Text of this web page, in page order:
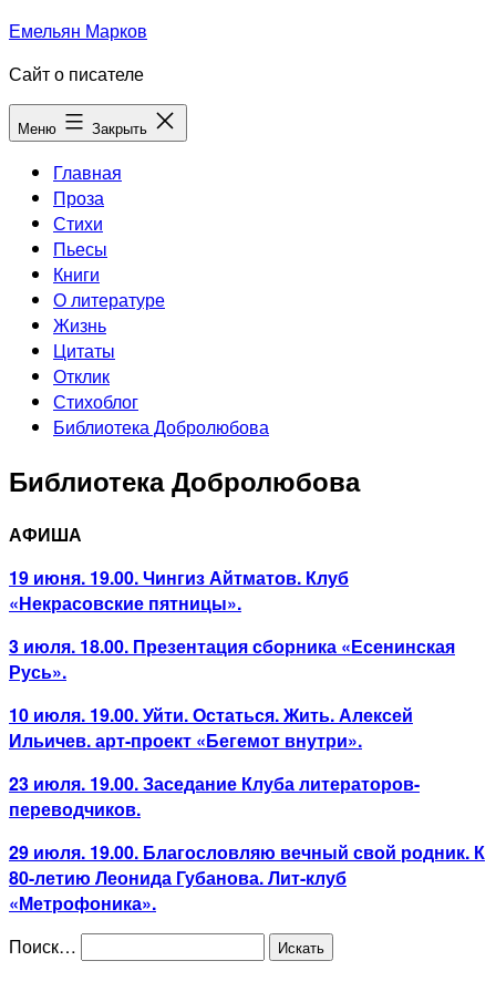
Перейти
содержимому
Емельян Марков
Сайт о писателе
Меню Закрыть
Главная
Проза
Стихи
Пьесы
Книги
О литературе
Жизнь
Цитаты
Отклик
Стихоблог
Библиотека Добролюбова
Библиотека Добролюбова
АФИША
19 июня. 19.00. Чингиз Айтматов. Клуб
«Некрасовские пятницы».
3 июля. 18.00. Презентация сборника «Есенинская
Русь».
10 июля. 19.00. Уйти. Остаться. Жить. Алексей
Ильичев. арт-проект «Бегемот внутри».
23 июля. 19.00. Заседание Клуба литераторов-
переводчиков.
29 июля. 19.00. Благословляю вечный свой родник. К
80-летию Леонида Губанова. Лит-клуб
«Метрофоника».
Поиск…